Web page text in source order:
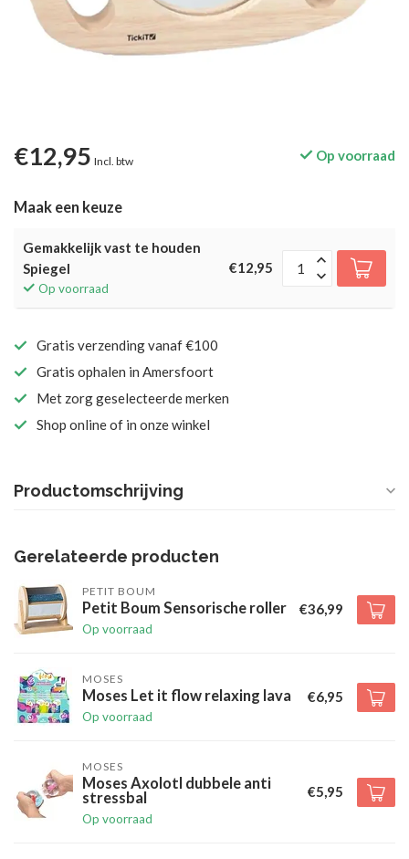
€12,95 Incl. btw Op voorraad
Maak een keuze
Gemakkelijk vast te houden
Spiegel
Op voorraad
€12,95
Gratis verzending vanaf €100
Gratis ophalen in Amersfoort
Met zorg geselecteerde merken
Shop online of in onze winkel
Productomschrijving
Gerelateerde producten
PETIT BOUM
Petit Boum Sensorische roller
Op voorraad
€36,99
MOSES
Moses Let it flow relaxing lava
Op voorraad
€6,95
MOSES
Moses Axolotl dubbele anti
stressbal
Op voorraad
€5,95